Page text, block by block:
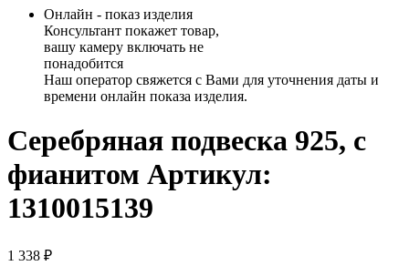
Онлайн - показ изделия
Консультант покажет товар,
вашу камеру включать не
понадобится
Наш оператор свяжется с Вами для уточнения даты и
времени онлайн показа изделия.
Серебряная подвеска 925, с
фианитом Артикул:
1310015139
1 338 ₽